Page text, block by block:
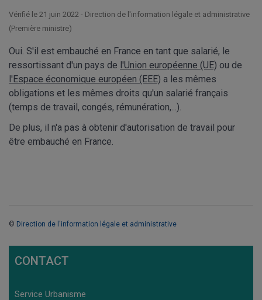
Vérifié le 21 juin 2022 - Direction de l'information légale et administrative
(Première ministre)
Oui. S'il est embauché en France en tant que salarié, le
ressortissant d'un pays de l'Union européenne (UE) ou de
l'Espace économique européen (EEE) a les mêmes
obligations et les mêmes droits qu'un salarié français
(temps de travail, congés, rémunération,...).
De plus, il n'a pas à obtenir d'autorisation de travail pour
être embauché en France.
© Direction de l'information légale et administrative
CONTACT
Service Urbanisme